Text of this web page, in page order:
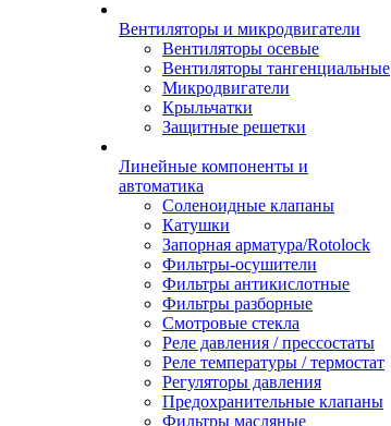
Вентиляторы и микродвигатели
Вентиляторы осевые
Вентиляторы тангенциальные
Микродвигатели
Крыльчатки
Защитные решетки
Линейные компоненты и
автоматика
Соленоидные клапаны
Катушки
Запорная арматура/Rotolock
Фильтры-осушители
Фильтры антикислотные
Фильтры разборные
Смотровые стекла
Реле давления / прессостаты
Реле температуры / термостат
Регуляторы давления
Предохранительные клапаны
Фильтры масляные